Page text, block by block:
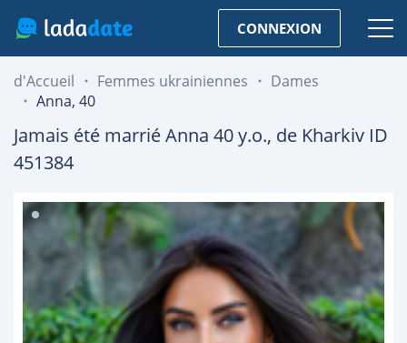
CONNEXION
d'Accueil Femmes ukrainiennes
Dames
Anna, 40
Jamais été marriéAnna 40y.o., de Kharkiv ID
451384